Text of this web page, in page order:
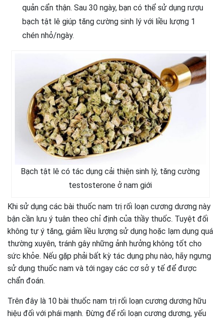
quản cẩn thận. Sau 30 ngày, bạn có thể sử dụng rượu
bạch tật lê giúp tăng cường sinh lý với liều lượng 1
chén nhỏ/ngày.
Bạch tật lê có tác dụng cải thiện sinh lý, tăng cường
testosterone ở nam giới
Khi sử dụng các bài thuốc nam trị rối loạn cương dương này
bận cần lưu ý tuân theo chỉ định của thầy thuốc. Tuyệt đối
không tự ý tăng, giảm liều lượng sử dụng hoặc lạm dụng quá
thường xuyên, tránh gây những ảnh hưởng không tốt cho
sức khỏe. Nếu gặp phải bất kỳ tác dụng phụ nào, hãy ngưng
sử dụng thuốc nam và tới ngay các cơ sở y tế để được
chẩn đoán.
Trên đây là 10 bài thuốc nam trị rối loạn cương dương hữu
hiệu đối với phái mạnh. Đừng để rối loạn cương dương, yếu